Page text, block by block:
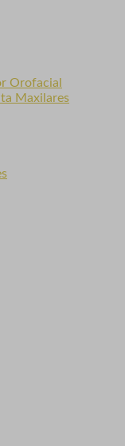
Orofacial
Maxilares